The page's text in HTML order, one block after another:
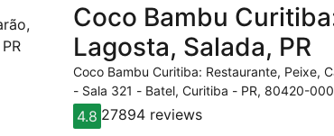
Coco Bambu
Lagosta, Salada, PR
Coco Bambu Curitiba: Restaurante, Peixe,
- Sala 321 - Batel, Curitiba - PR, 80420-
4.8 27894 reviews